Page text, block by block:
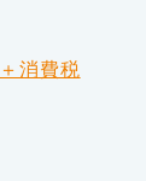
消費税